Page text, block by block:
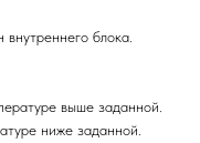
блока.
выше заданной.
ниже заданной.